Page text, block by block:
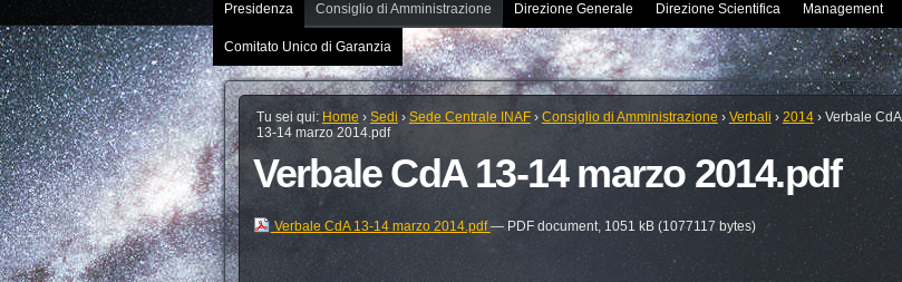
Presidenza Consiglio di Amministrazione Direzione Generale Direzione Scientifica Management
Comitato Unico di Garanzia
Tu sei qui: Home › Sedi › Sede Centrale INAF › Consiglio di Amministrazione › Verbali › 2014 › Verbale CdA
13-14 marzo 2014.pdf
Verbale CdA 13-14 marzo 2014.pdf
Verbale CdA 13-14 marzo 2014.pdf— PDF document, 1051 kB (1077117 bytes)